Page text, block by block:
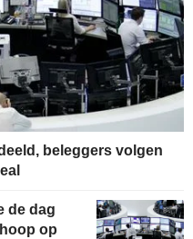
beleggers volgen
de dag
op